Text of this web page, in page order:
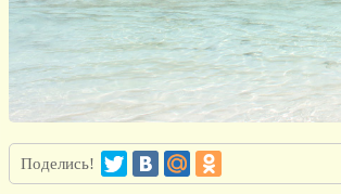
Поделись!